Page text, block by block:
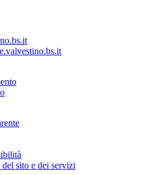
sito e dei servizi